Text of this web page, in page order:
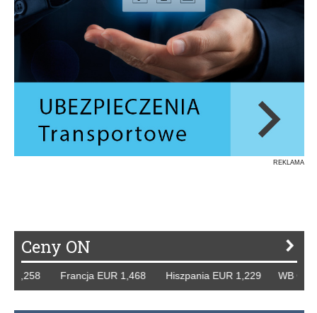
REKLAMA
Ceny ON
Francja EUR 1,468 Hiszpania EUR 1,229 WB GBP